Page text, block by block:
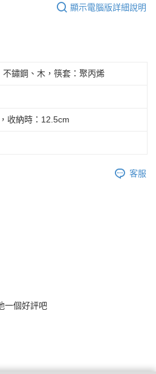
顯示電腦版詳細說明
不鏽鋼、木，筷套：聚丙烯
收納時：12.5cm
客服
一個好評吧